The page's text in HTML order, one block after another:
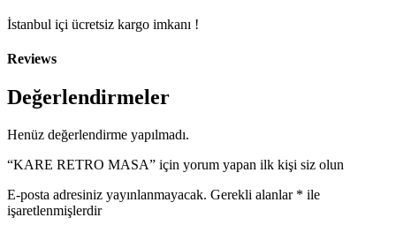
İstanbul içi ücretsiz kargo imkanı !
Reviews
Değerlendirmeler
Henüz değerlendirme yapılmadı.
“KARE RETRO MASA” için yorum yapan ilk kişi siz olun
E-posta adresiniz yayınlanmayacak. Gerekli alanlar * ile
işaretlenmişlerdir